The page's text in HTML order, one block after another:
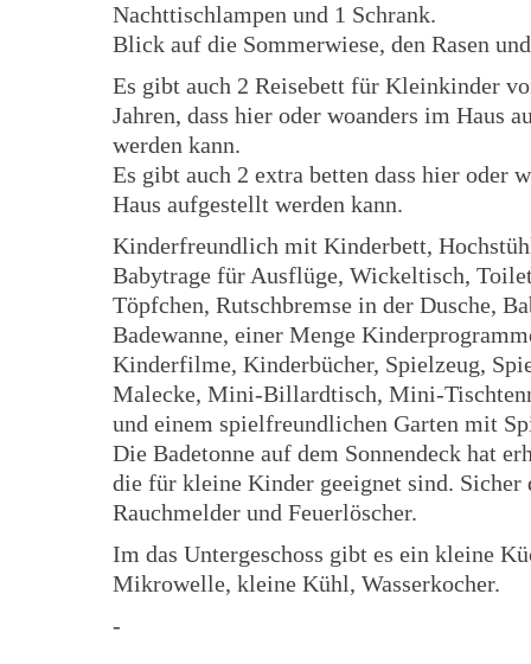
Nachttischlampen und 1 Schrank.
Blick auf die Sommerwiese, den Rasen
Es gibt auch 2 Reisebett für Kleinkinder
Jahren, dass hier oder woanders im Haus
werden kann.
Es gibt auch 2 extra betten dass hier oder
Haus aufgestellt werden kann.
Kinderfreundlich mit Kinderbett,
Babytrage für Ausflüge, Wickeltisch,
Töpfchen, Rutschbremse in der Dusche,
Badewanne, einer Menge
Kinderfilme, Kinderbücher, Spielzeug,
Malecke, Mini-Billardtisch, Mini-
und einem spielfreundlichen Garten mit
Die Badetonne auf dem Sonnendeck hat
die für kleine Kinder geeignet sind. Sicher
Rauchmelder und Feuerlöscher.
Im das Untergeschoss gibt es ein kleine
Mikrowelle, kleine Kühl, Wasserkocher.
-